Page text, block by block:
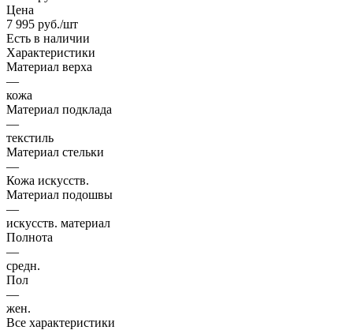
Цена
7 995 руб./шт
Есть в наличии
Характеристики
Материал верха
—
кожа
Материал подклада
—
текстиль
Материал стельки
—
Кожа искусств.
Материал подошвы
—
искусств. материал
Полнота
—
средн.
Пол
—
жен.
Все характеристики